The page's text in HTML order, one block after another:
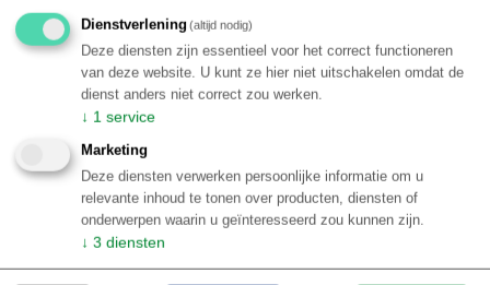
Zwembad en fijne buitenruimtes om te relaxen
Authentieke Pantanal-ervaring met sterke prijs–
kwaliteitverhouding
Details
Dienstverlening(altijd nodig)
Deze diensten zijn essentieel voor het correct functioneren
van deze website. U kunt ze hier niet uitschakelen omdat de
dienst anders niet correct zou werken.
↓ 1 service
Marketing
Deze diensten verwerken persoonlijke informatie om u
relevante inhoud te tonen over producten, diensten of
onderwerpen waarin u geïnteresseerd zou kunnen zijn.
↓ 3 diensten